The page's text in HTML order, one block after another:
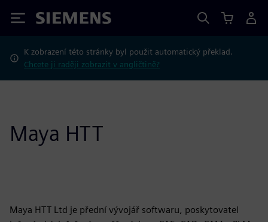
Siemens
K zobrazení této stránky byl použit automatický překlad.
Chcete ji raději zobrazit v angličtině?
Maya HTT
Maya HTT Ltd je přední vývojář softwaru, poskytovatel